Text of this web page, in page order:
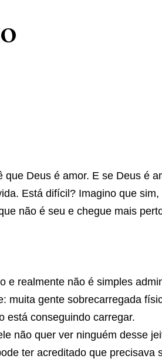
Deus é amor. E se Deus é
Está difícil? Imagino que
não é seu e chegue mais
e realmente não é simples
muita gente sobrecarregada
está conseguindo carregar.
não quer ver ninguém desse
ter acreditado que precisava